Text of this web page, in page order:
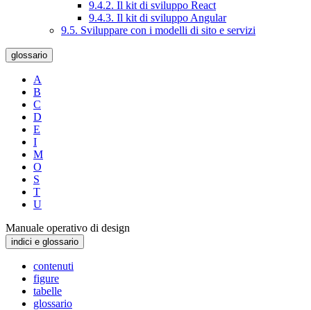
9.4.2. Il kit di sviluppo React
9.4.3. Il kit di sviluppo Angular
9.5. Sviluppare con i modelli di sito e servizi
glossario
A
B
C
D
E
I
M
O
S
T
U
Manuale operativo di design
indici e glossario
contenuti
figure
tabelle
glossario